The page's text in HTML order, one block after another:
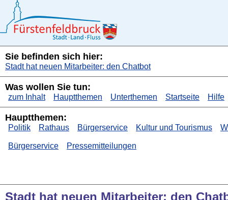
Sie befinden sich hier:
Stadt hat neuen Mitarbeiter: den Chatbot
Was wollen Sie tun:
zum Inhalt Hauptthemen Unterthemen Startseite Hilfe
Hauptthemen:
Politik Rathaus Bürgerservice Kultur und Tourismus
Bürgerservice Pressemitteilungen
Stadt hat neuen Mitarbeiter: den